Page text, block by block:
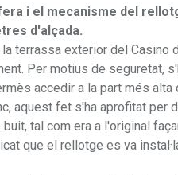
i el mecanisme del
d'alçada.
terrassa exterior del Casino
Per motius de seguretat,
accedir a la part més
aquest fet s'ha aprofitat per
tal com era a l'original
que el rellotge es va